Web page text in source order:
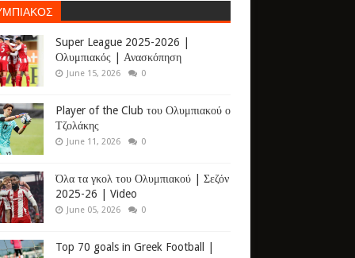
Super League 2025-2026 |
Ολυμπιακός | Ανασκόπηση
June 15, 2026 0
Player of the Club του Ολυμπιακού ο
Τζολάκης
June 11, 2026 0
Όλα τα γκολ του Ολυμπιακού | Σεζόν
2025-26 | Video
June 05, 2026 0
Top 70 goals in Greek Football |